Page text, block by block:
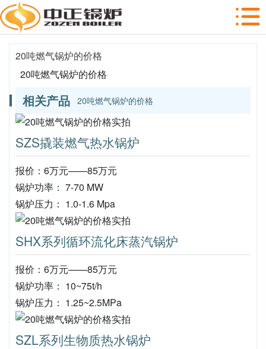
20吨燃气锅炉的价格
20吨燃气锅炉的价格
相关产品 20吨燃气锅炉的价格
SZS撬装燃气热水锅炉
报价：6万元——85万元
锅炉功率： 7-70 MW
锅炉压力： 1.0-1.6 Mpa
SHX系列循环流化床蒸汽锅炉
报价：6万元——85万元
锅炉功率： 10~75t/h
锅炉压力： 1.25~2.5MPa
SZL系列生物质热水锅炉